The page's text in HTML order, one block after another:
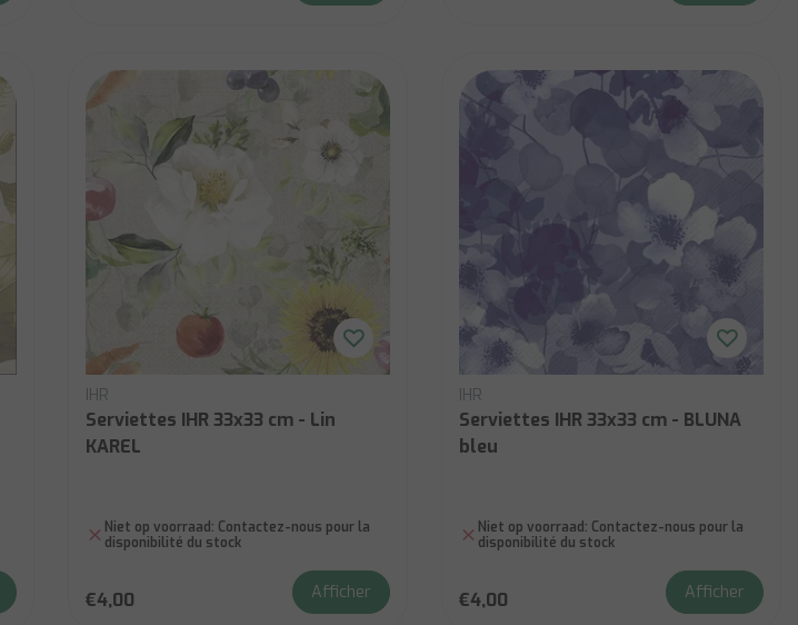
IHR
Serviettes IHR 33x33 cm - Lin
KAREL
Niet op voorraad: Contactez-nous pour la
disponibilité du stock
€4,00 Afficher
IHR
Serviettes IHR 33x33 cm - BLUNA
bleu
Niet op voorraad: Contactez-nous pour la
disponibilité du stock
€4,00 Afficher